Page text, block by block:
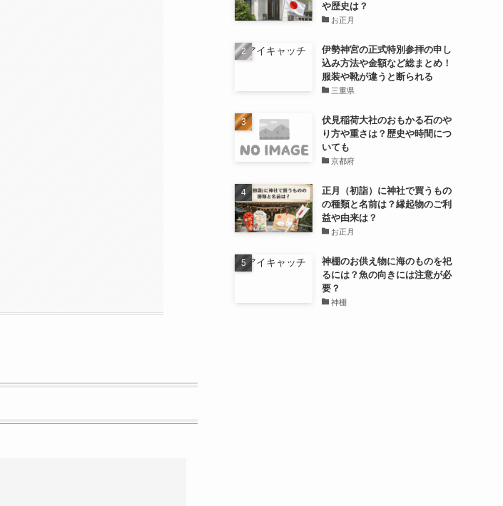
や歴史は？
お正月
伊勢神宮の正式特別参拝の申し
込み方法や金額など総まとめ！
服装や靴が違うと断られる
三重県
伏見稲荷大社のおもかる石のや
り方や重さは？歴史や時間につ
いても
京都府
正月（初詣）に神社で買うもの
の種類と名前は？縁起物のご利
益や由来は？
お正月
神棚のお供え物に海のものを祀
るには？魚の向きには注意が必
要？
神棚